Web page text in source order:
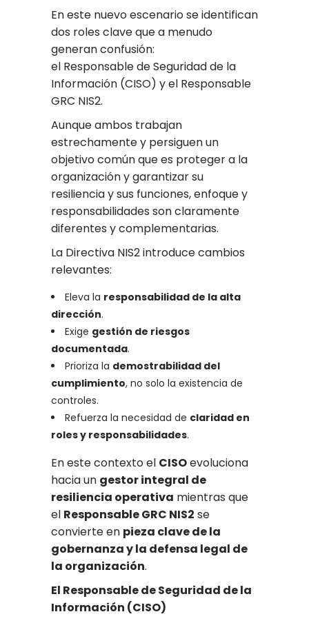
En este nuevo escenario se identifican
dos roles clave que a menudo
generan confusión:
el Responsable de Seguridad de la
Información (CISO) y el Responsable
GRC NIS2.
Aunque ambos trabajan
estrechamente y persiguen un
objetivo común que es proteger a la
organización y garantizar su
resiliencia y sus funciones, enfoque y
responsabilidades son claramente
diferentes y complementarias.
La Directiva NIS2 introduce cambios
relevantes:
Eleva la responsabilidad de la alta
dirección.
Exige gestión de riesgos
documentada.
Prioriza la demostrabilidad del
cumplimiento, no solo la existencia de
controles.
Refuerza la necesidad de claridad en
roles y responsabilidades.
En este contexto el CISOevoluciona
hacia un gestor integral de
resiliencia operativa mientras que
el Responsable GRC NIS2 se
convierte en pieza clave de la
gobernanza y la defensa legal de
la organización.
El Responsable de Seguridad de la
Información (CISO)